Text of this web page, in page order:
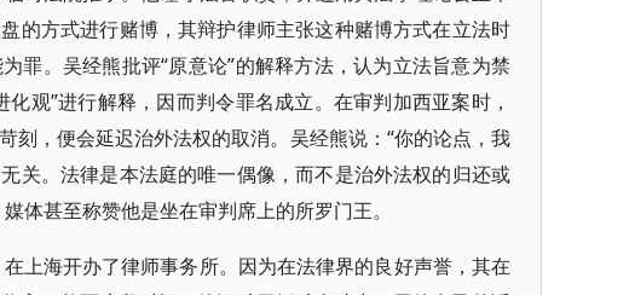
的方式进行赌博，其辩护律师主张这种赌博方式在立法时
罪。吴经熊批评“原意论”的解释方法，认为立法旨意为禁
观”进行解释，因而判令罪名成立。在审判加西亚案时，
刻，便会延迟治外法权的取消。吴经熊说：“你的论点，我
关。法律是本法庭的唯一偶像，而不是治外法权的归还或
体甚至称赞他是坐在审判席上的所罗门王。
上海开办了律师事务所。因为在法律界的良好声誉，其在